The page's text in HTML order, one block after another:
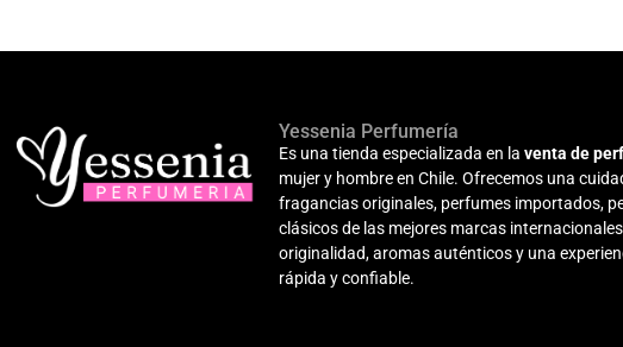
Yessenia Perfumería
Es una tienda especializada en laventa de
mujer y hombre en Chile. Ofrecemos una
fragancias originales, perfumes importados,
clásicos de las mejores marcas
originalidad, aromas auténticos y una
rápida y confiable.